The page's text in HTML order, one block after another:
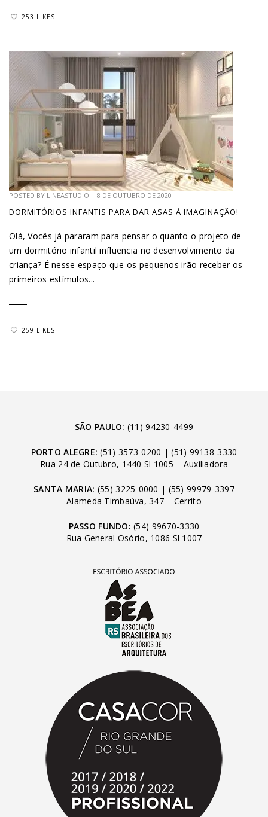
253 LIKES
POSTED BY LINEASTUDIO | 8 DE OUTUBRO DE 2020
DORMITÓRIOS INFANTIS PARA DAR ASAS À IMAGINAÇÃO!
Olá, Vocês já pararam para pensar o quanto o projeto de
um dormitório infantil influencia no desenvolvimento da
criança? É nesse espaço que os pequenos irão receber os
primeiros estímulos...
259 LIKES
SÃO PAULO: (11) 94230-4499
PORTO ALEGRE: (51) 3573-0200 |(51) 99138-3330
Rua 24 de Outubro, 1440 Sl 1005 – Auxiliadora
SANTA MARIA: (55) 3225-0000 | (55) 99979-3397
Alameda Timbaúva, 347 – Cerrito
PASSO FUNDO: (54) 99670-3330
Rua General Osório, 1086 Sl 1007